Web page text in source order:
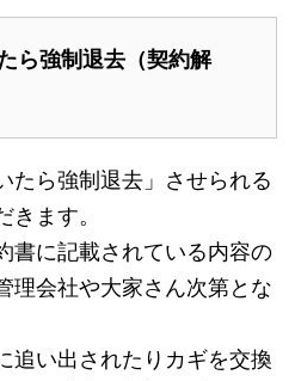
ら強制退去（契約解
たら強制退去」させられる
ます。
書に記載されている内容の
理会社や大家さん次第とな
追い出されたりカギを交換